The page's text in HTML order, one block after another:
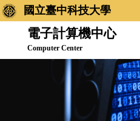
跳
到
國立臺中科技大學
電子計算機中心
Computer Center